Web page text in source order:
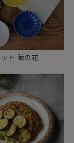
ト 菊の花